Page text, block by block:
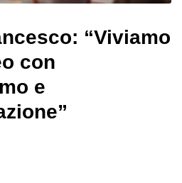
“Viviamo
con
e